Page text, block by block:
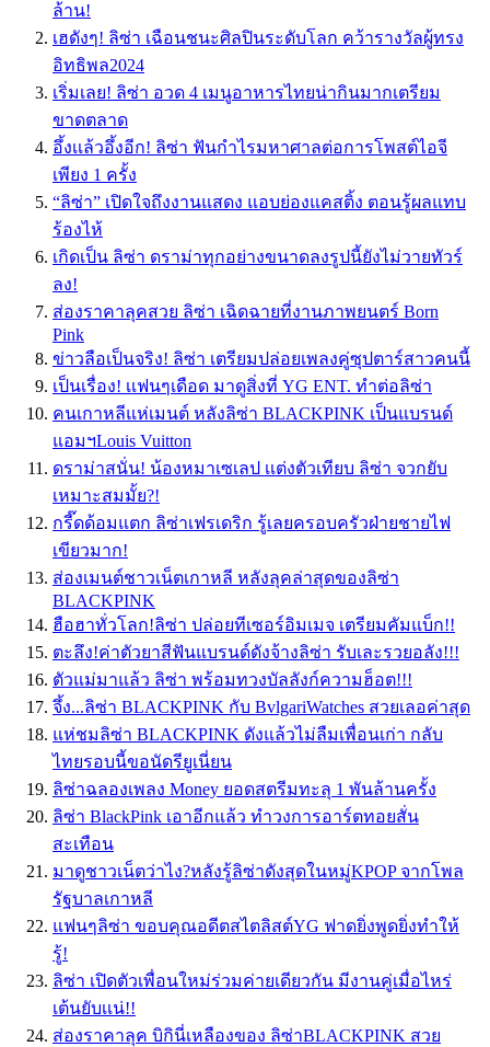
ล้าน!
เฮดังๆ! ลิซ่า เฉือนชนะศิลปินระดับโลก คว้ารางวัลผู้ทรง
อิทธิพล2024
เริ่มเลย! ลิซ่า อวด 4 เมนูอาหารไทยน่ากินมากเตรียม
ขาดตลาด
อึ้งเเล้วอึ้งอีก! ลิซ่า ฟันกำไรมหาศาลต่อการโพสต์ไอจี
เพียง 1 ครั้ง
“ลิซ่า” เปิดใจถึงงานแสดง แอบย่องแคสติ้ง ตอนรู้ผลแทบ
ร้องไห้
เกิดเป็น ลิซ่า ดราม่าทุกอย่างขนาดลงรูปนี้ยังไม่วายทัวร์
ลง!
ส่องราคาลุคสวย ลิซ่า เฉิดฉายที่งานภาพยนตร์ Born
Pink
ข่าวลือเป็นจริง! ลิซ่า เตรียมปล่อยเพลงคู่ซุปตาร์สาวคนนี้
เป็นเรื่อง! เเฟนๆเดือด มาดูสิ่งที่ YG ENT. ทำต่อลิซ่า
คนเกาหลีแห่เมนต์ หลังลิซ่า BLACKPINK เป็นแบรนด์
แอมฯLouis Vuitton
ดราม่าสนั่น! น้องหมาเซเลป เเต่งตัวเทียบ ลิซ่า จวกยับ
เหมาะสมมั้ย?!
กรี๊ดด้อมแตก ลิซ่าเฟรเดริก รู้เลยครอบครัวฝ่ายชายไฟ
เขียวมาก!
ส่องเมนต์ชาวเน็ตเกาหลี หลังลุคล่าสุดของลิซ่า
BLACKPINK
ฮือฮาทั่วโลก!ลิซ่า ปล่อยทีเซอร์อิมเมจ เตรียมคัมแบ็ก!!
ตะลึง!ค่าตัวยาสีฟันแบรนด์ดังจ้างลิซ่า รับเละรวยอลัง!!!
ตัวแม่มาแล้ว ลิซ่า พร้อมทวงบัลลังก์ความฮ็อต!!!
จึ้ง...ลิซ่า BLACKPINK กับ BvlgariWatches สวยเลอค่าสุด
แห่ชมลิซ่า BLACKPINK ดังแล้วไม่ลืมเพื่อนเก่า กลับ
ไทยรอบนี้ขอนัดรียูเนี่ยน
ลิซ่าฉลองเพลง Money ยอดสตรีมทะลุ 1 พันล้านครั้ง
ลิซ่า BlackPink เอาอีกแล้ว ทำวงการอาร์ตทอยสั่น
สะเทือน
มาดูชาวเน็ตว่าไง?หลังรู้ลิซ่าดังสุดในหมู่KPOP จากโพล
รัฐบาลเกาหลี
แฟนๆลิซ่า ขอบคุณอดีตสไตลิสต์YG ฟาดยิ่งพูดยิ่งทำให้
รู้!
ลิซ่า เปิดตัวเพื่อนใหม่ร่วมค่ายเดียวกัน มีงานคู่เมื่อไหร่
เต้นยับเเน่!!
ส่องราคาลุค บิกินี่เหลืองของ ลิซ่าBLACKPINK สวย